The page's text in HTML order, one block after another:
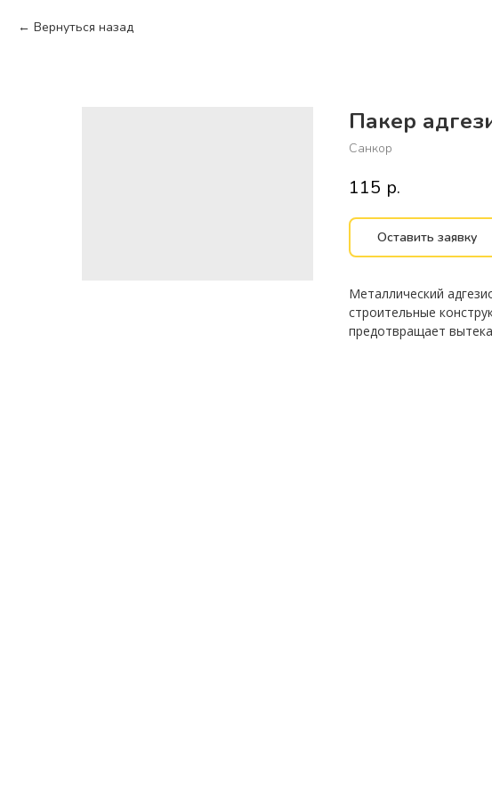
Вернуться назад
Пакер
Санкор
115 р.
Оставить заявку
Металлический
строительные
предотвращает